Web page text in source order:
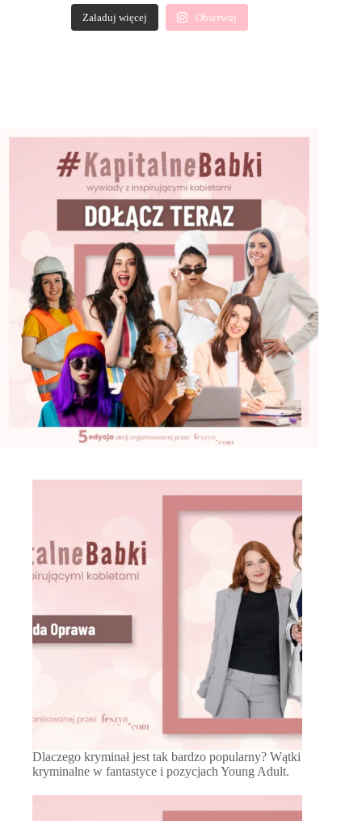
Załaduj więcej Obserwuj
Dlaczego kryminał jest tak bardzo popularny? Wątki
kryminalne w fantastyce i pozycjach Young Adult.